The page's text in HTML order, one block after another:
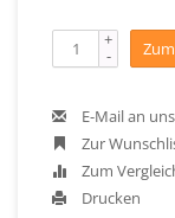
+
-
E-Mail an
Zur
Zum
Drucken